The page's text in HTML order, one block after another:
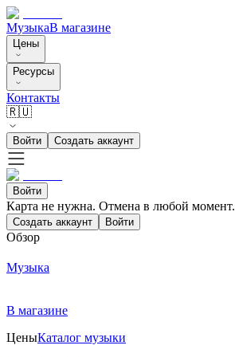
МузыкаВ магазине
Цены
Ресурсы
Контакты
🇷🇺
Войти Создать аккаунт
Войти
Карта не нужна. Отмена в любой момент.
Создать аккаунт Войти
Обзор
Музыка
В магазине
ЦеныКаталог музыки